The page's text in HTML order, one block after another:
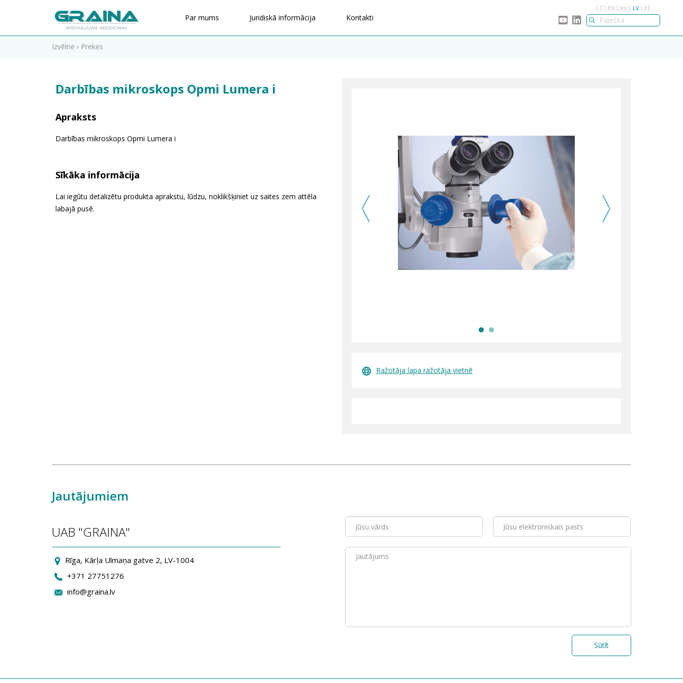
Par mums Juridiskā informācija Kontakti
LT EN RU LV EE
Izvēlne › Prekės
Darbības mikroskops Opmi Lumera i
Apraksts
Darbības mikroskops Opmi Lumera i
Sīkāka informācija
Lai iegūtu detalizētu produkta aprakstu, lūdzu, noklikšķiniet uz saites zem attēla
labajā pusē.
Ražotāja lapa ražotāja vietnē
Jautājumiem
UAB "GRAINA"
Rīga, Kārļa Ulmaņa gatve 2, LV-1004
+371 27751276
info@graina.lv
Sūtīt